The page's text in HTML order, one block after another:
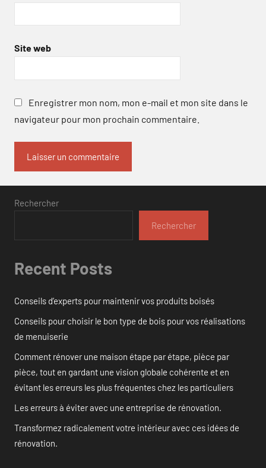
Site web
Enregistrer mon nom, mon e-mail et mon site dans le
navigateur pour mon prochain commentaire.
Rechercher
Rechercher
Recent Posts
Conseils d’experts pour maintenir vos produits boisés
Conseils pour choisir le bon type de bois pour vos réalisations
de menuiserie
Comment rénover une maison étape par étape, pièce par
pièce, tout en gardant une vision globale cohérente et en
évitant les erreurs les plus fréquentes chez les particuliers
Les erreurs à éviter avec une entreprise de rénovation.
Transformez radicalement votre intérieur avec ces idées de
rénovation.